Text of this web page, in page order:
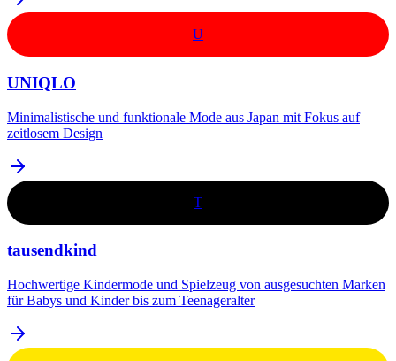
U
UNIQLO
Minimalistische und funktionale Mode aus Japan mit Fokus auf
zeitlosem Design
T
tausendkind
Hochwertige Kindermode und Spielzeug von ausgesuchten Marken
für Babys und Kinder bis zum Teenageralter